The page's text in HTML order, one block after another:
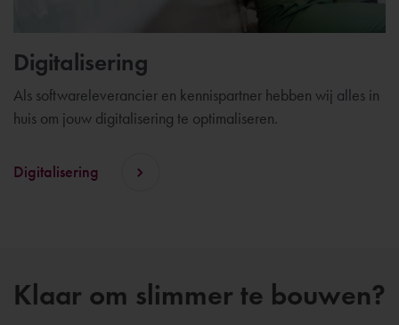
Digitalisering
Als softwareleverancier en kennispartner hebben wij alles in
huis om jouw digitalisering te optimaliseren.
Digitalisering
Klaar om slimmer te bouwen?